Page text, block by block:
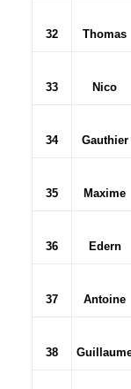
32 Thomas
33 Nico
34 Gauthier
35 Maxime
36 Edern
37 Antoine
38